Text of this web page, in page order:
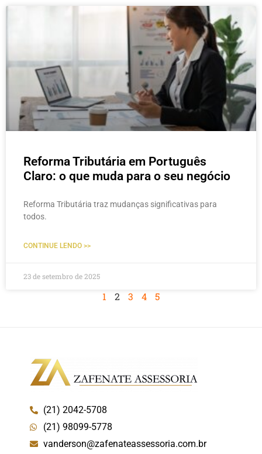
Reforma Tributária em Português
Claro: o que muda para o seu negócio
Reforma Tributária traz mudanças significativas para
todos.
CONTINUE LENDO >>
23 de setembro de 2025
1 2 3 4 5
(21) 2042-5708
(21) 98099-5778
vanderson@zafenateassessoria.com.br